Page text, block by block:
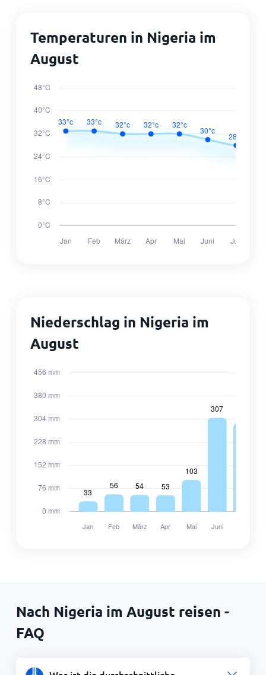
Temperaturen in Nigeria im
August
Niederschlag in Nigeria im
August
Nach Nigeria im August reisen -
FAQ